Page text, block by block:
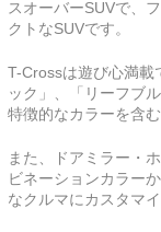
スオーバーSUVで、
クトなSUVです。
T-Crossは遊び心満載
ック」、「リーフブ
特徴的なカラーを含
また、ドアミラー・
ビネーションカラー
なクルマにカスタマイ